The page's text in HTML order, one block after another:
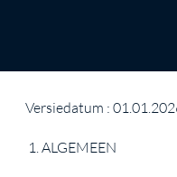
Versiedatum :
1. ALGEMEEN